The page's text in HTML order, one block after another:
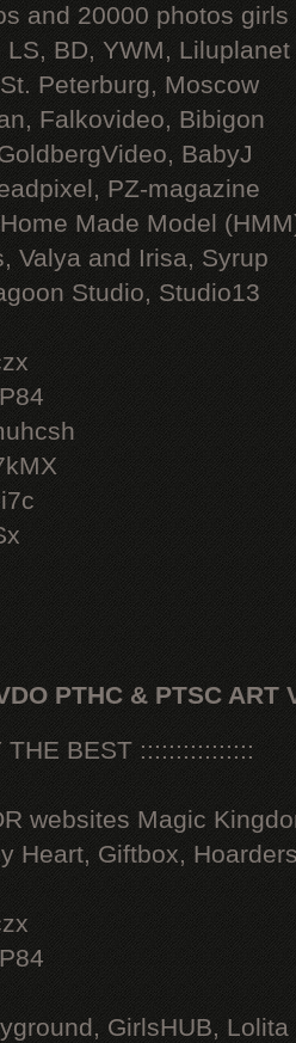
and 20000 photos
BD, YWM, Liluplanet
Peterburg, Moscow
Falkovideo, Bibigon
BabyJ
PZ-magazine
Made Model
Valya and Irisa, Syrup
Studio, Studio13
PTHC & PTSC ART
THE BEST ::::::::::::::::
websites Magic
Heart, Giftbox,
GirlsHUB, Lolita